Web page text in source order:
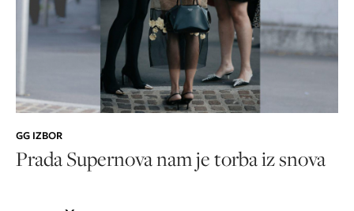
GG IZBOR
Prada Supernova nam je torba iz snova